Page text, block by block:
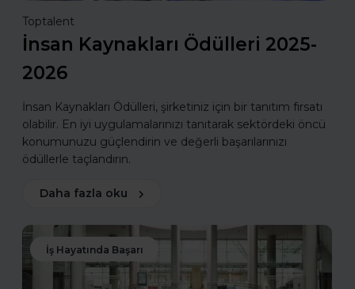
Toptalent
İnsan Kaynakları Ödülleri 2025-
2026
İnsan Kaynakları Ödülleri, şirketiniz için bir tanıtım fırsatı
olabilir. En iyi uygulamalarınızı tanıtarak sektördeki öncü
konumunuzu güçlendirin ve değerli başarılarınızı
ödüllerle taçlandırın.
Daha fazla oku
İş Hayatında Başarı